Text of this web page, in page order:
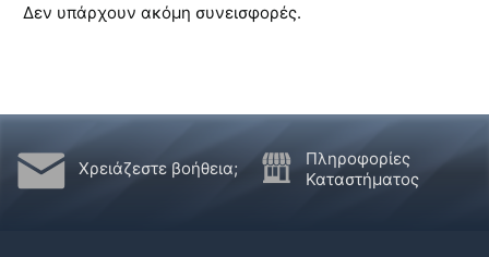
Δεν υπάρχουν ακόμη συνεισφορές.
Χρειάζεστε βοήθεια;
Πληροφορίες
Καταστήματος